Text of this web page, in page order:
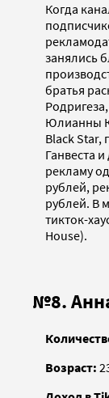
Когда
занялись
братья
Юлианны
Black Star,
Ганвеста
рекламу
рублей,
рублей. В
тикток-
House).
№8.
Возраст: